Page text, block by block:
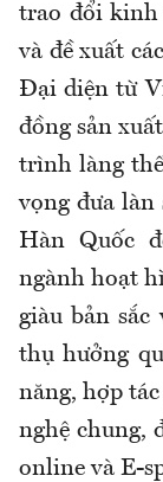
trao đổi kinh
và đề xuất
Đại diện từ
đồng sản
trình làng
vọng đưa làn
Hàn Quốc
ngành hoạt
giàu bản
thụ hưởng
năng, hợp
nghệ chung,
online và E-